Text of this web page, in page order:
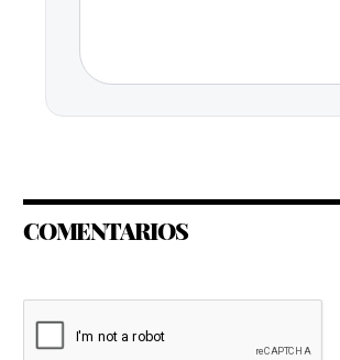
COMENTARIOS